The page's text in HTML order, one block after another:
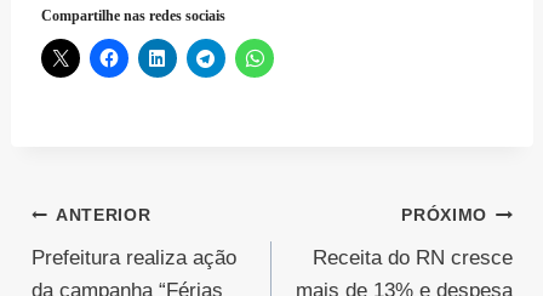
Compartilhe nas redes sociais
Navegação
de
ANTERIOR
Prefeitura realiza ação
da campanha “Férias
PRÓXIMO
Receita do RN cresce
mais de 13% e despesa